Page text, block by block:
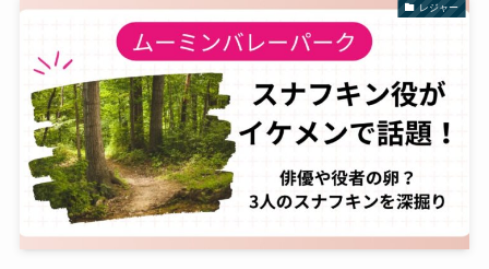
レジャー